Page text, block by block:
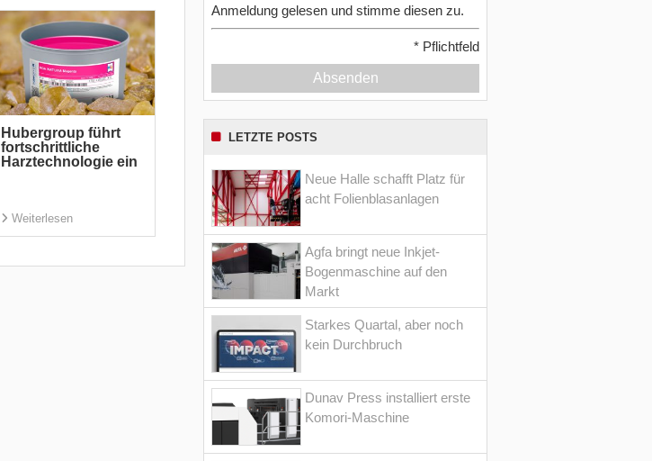
Hubergroup führt
fortschrittliche
Harztechnologie ein
Weiterlesen
Anmeldung gelesen und stimme diesen zu.
* Pflichtfeld
Absenden
LETZTE POSTS
Neue Halle schafft Platz für
acht Folienblasanlagen
Agfa bringt neue Inkjet-
Bogenmaschine auf den
Markt
Starkes Quartal, aber noch
kein Durchbruch
Dunav Press installiert erste
Komori-Maschine